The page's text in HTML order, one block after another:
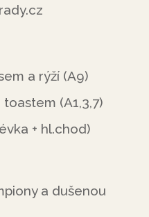
a rýží (A9)
(A1,3,7)
+ hl.chod)
a dušenou